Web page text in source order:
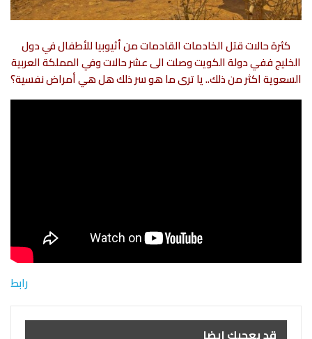
كثرة حالات قتل الخادمات القادمات من أثيوبيا للأطفال في دول
الخليج ففي دولة الكويت وصلت الى عشر حالات وفي المملكة العربية
السعوية اكثر من ذلك..يا ترى ما هو سر ذلك هل هي أمراض نفسية؟
رابط